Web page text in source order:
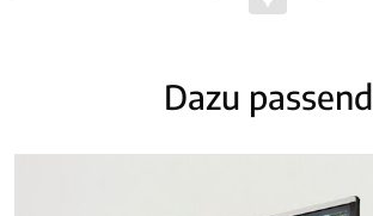
Dazu passend